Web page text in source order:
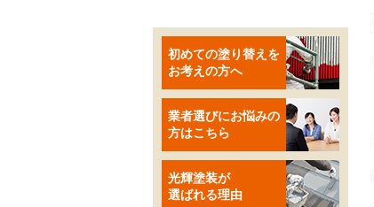
初めての塗り替えを
お考えの方へ
業者選びにお悩みの
方はこちら
光輝塗装が
選ばれる理由